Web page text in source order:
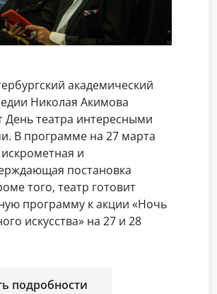
академический
Николая Акимова
День театра интересными
В программе на 27 марта
и
постановка
того, театр готовит
программу к акции «Ночь
искусства» на 27 и 28
подробности